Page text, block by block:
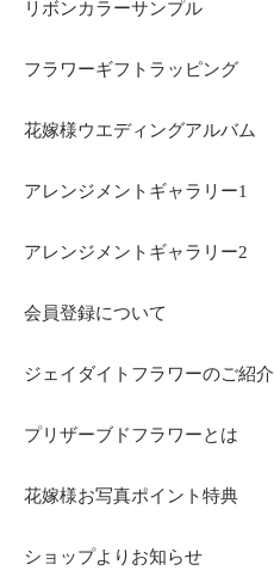
リボンカラーサンプル
フラワーギフトラッピング
花嫁様ウエディングアルバム
アレンジメントギャラリー1
アレンジメントギャラリー2
会員登録について
ジェイダイトフラワーのご紹介
プリザーブドフラワーとは
花嫁様お写真ポイント特典
ショップよりお知らせ